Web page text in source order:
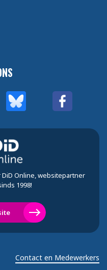
Online, websitepartner
1998!
Contact en Medewerkers